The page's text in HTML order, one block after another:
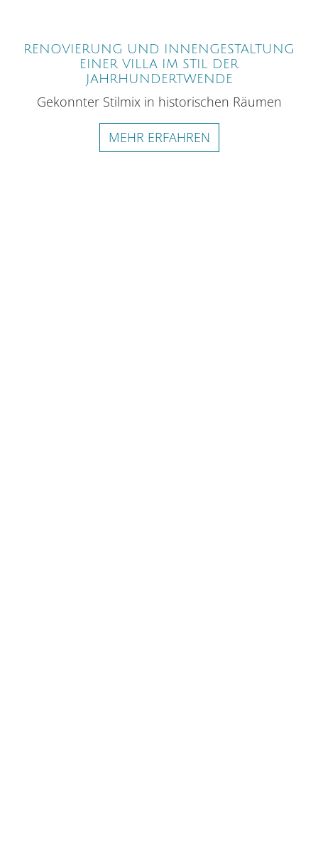
RENOVIERUNG UND INNENGESTALTUNG
EINER VILLA IM STIL DER
JAHRHUNDERTWENDE
Gekonnter Stilmix in historischen Räumen
MEHR ERFAHREN